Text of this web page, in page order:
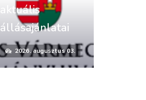
aktuális
állásajánlatai
2026. augusztus 03.